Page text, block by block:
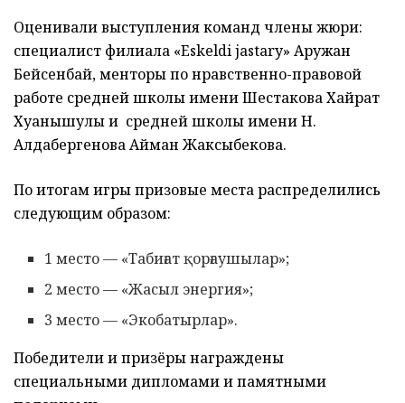
Оценивали выступления команд члены жюри:
специалист филиала «Eskeldi jastary» Аружан
Бейсенбай, менторы по нравственно-правовой
работе средней школы имени Шестакова Хайрат
Хуанышулы и средней школы имени Н.
Алдабергенова Айман Жаксыбекова.
По итогам игры призовые места распределились
следующим образом:
1 место — «Табиғат қорғаушылар»;
2 место — «Жасыл энергия»;
3 место — «Экобатырлар».
Победители и призёры награждены
специальными дипломами и памятными